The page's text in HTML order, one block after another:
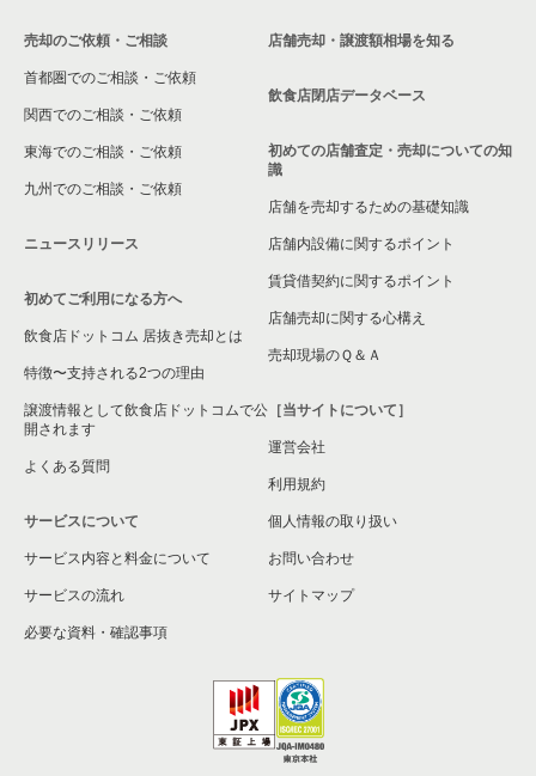
売却のご依頼・ご相談
首都圏でのご相談・ご依頼
関西でのご相談・ご依頼
東海でのご相談・ご依頼
九州でのご相談・ご依頼
ニュースリリース
初めてご利用になる方へ
飲食店ドットコム 居抜き売却とは
特徴〜支持される2つの理由
譲渡情報として飲食店ドットコムで公
開されます
よくある質問
サービスについて
サービス内容と料金について
サービスの流れ
必要な資料・確認事項
店舗売却・譲渡額相場を知る
飲食店閉店データベース
初めての店舗査定・売却についての知
識
店舗を売却するための基礎知識
店舗内設備に関するポイント
賃貸借契約に関するポイント
店舗売却に関する心構え
売却現場のＱ＆Ａ
［当サイトについて］
運営会社
利用規約
個人情報の取り扱い
お問い合わせ
サイトマップ